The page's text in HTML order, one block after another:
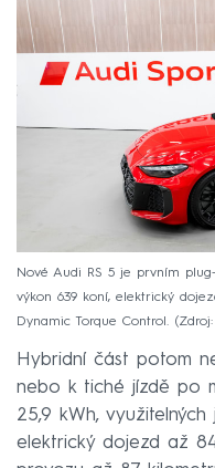
Nové Audi RS 5 je prvním
výkon 639 koní, elektrický
Dynamic Torque Control.
Hybridní část potom
nebo k tiché jízdě po
25,9 kWh,
elektrický dojezd až